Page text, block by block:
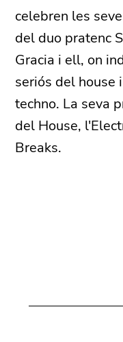
celebren les
del duo pratenc
Gracia i ell, on
seriós del house
techno. La seva
del House,
Breaks.